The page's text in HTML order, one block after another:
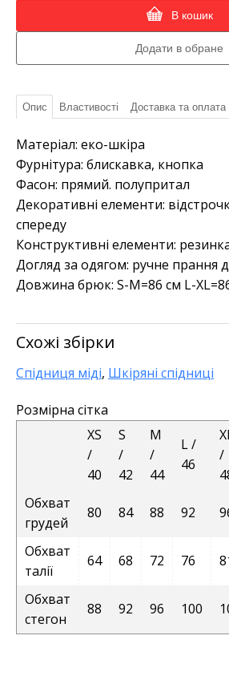
В кошик
Опис Властивості Доставка та оплата
Матеріал: еко-шкіра
Фурнітура: блискавка, кнопка
Фасон: прямий. полупритал
Декоративні елементи:
спереду
Конструктивні елементи:
Догляд за одягом: ручне прання
Довжина брюк: S-M=86 см L-
Схожі збірки
Спідниця міді, Шкіряні спідниці
Розмірна сітка
XS
/
40
S
/
42
M
/
44
L /
46
/
Обхват
грудей
80 84 88 92
Обхват
талії
64 68 72 76
Обхват
стегон
88 92 96 100